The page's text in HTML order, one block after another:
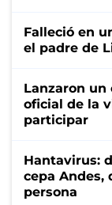
Falleció en
el padre de
Lanzaron un
oficial de la
participar
Hantavirus:
cepa Andes,
persona